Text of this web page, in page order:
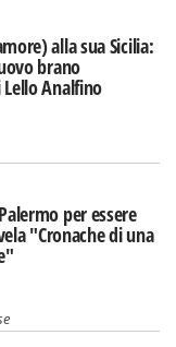
alla sua Sicilia:
brano
Analfino
per essere
"Cronache di una